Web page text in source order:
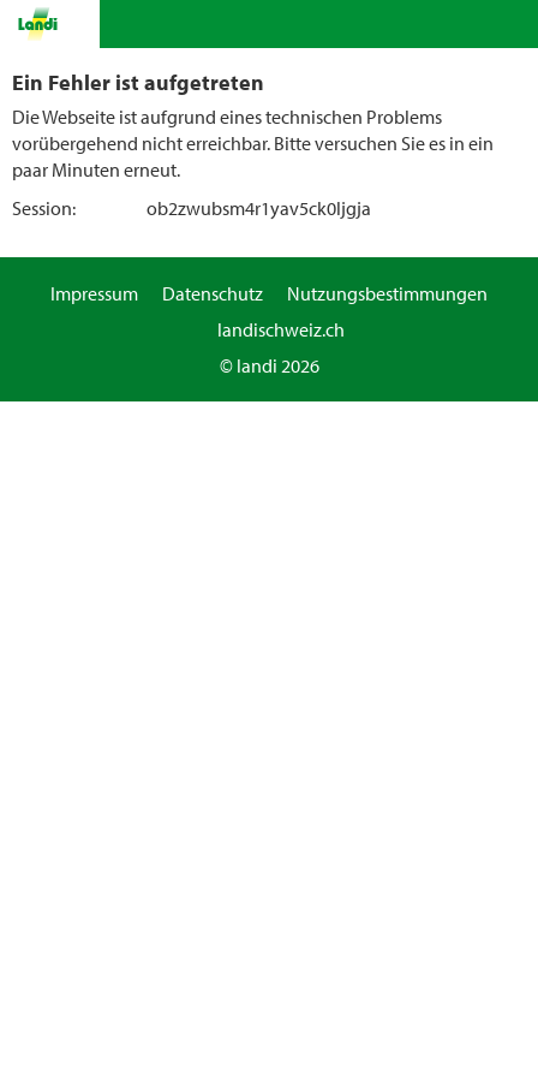
Ein Fehler ist aufgetreten
Die Webseite ist aufgrund eines technischen Problems
vorübergehend nicht erreichbar. Bitte versuchen Sie es in ein
paar Minuten erneut.
Session:
ob2zwubsm4r1yav5ck0ljgja
Impressum Datenschutz
Nutzungsbestimmungen
landischweiz.ch
© landi 2026